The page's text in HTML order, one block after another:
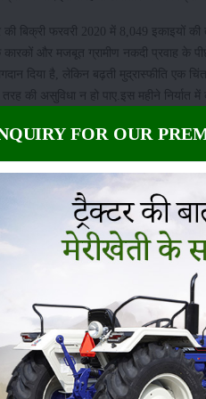
बिक्री फरवरी 2020 में 8,049 इकाइयों
कारकों और मजबूत ग्रामीण नकदी प्रवाह के
दिया है, लेकिन बढ़ती मुद्रास्फीति एक
की असुविधा न हो पाए.इस महीने
FOR OUR